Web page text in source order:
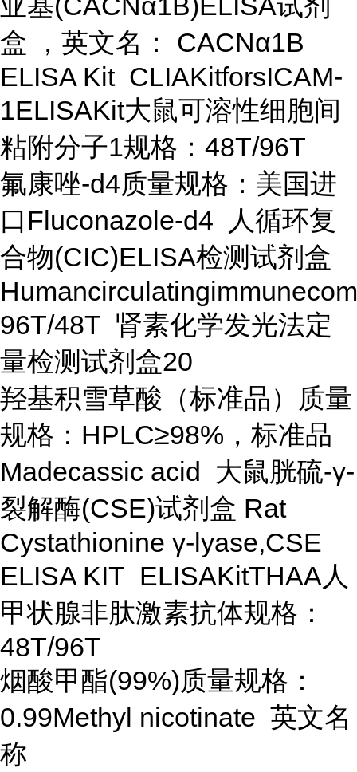
盒 ，英文名： CACNα1B
ELISA Kit CLIAKitforsICAM-
1ELISAKit大鼠可溶性细胞间
粘附分子1规格：48T/96T
氟康唑-d4质量规格：美国进
口Fluconazole-d4 人循环复
合物(CIC)ELISA检测试剂盒
96T/48T 肾素化学发光法定
量检测试剂盒20
羟基积雪草酸（标准品）质量
规格：HPLC≥98%，标准品
Madecassic acid 大鼠胱硫-γ-
裂解酶(CSE)试剂盒 Rat
Cystathionine γ-lyase,CSE
ELISA KIT ELISAKitTHAA人
甲状腺非肽激素抗体规格：
48T/96T
烟酸甲酯(99%)质量规格：
0.99Methyl nicotinate 英文名
称